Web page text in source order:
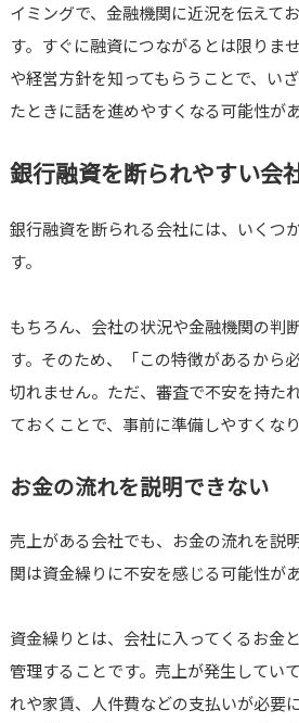
イミングで、金融機関に近況を伝えて
す。すぐに融資につながるとは限りま
や経営方針を知ってもらうことで、い
たときに話を進めやすくなる可能性があ
銀行融資を断られやすい会
銀行融資を断られる会社には、いくつ
す。
もちろん、会社の状況や金融機関の判
す。そのため、「この特徴があるから
切れません。ただ、審査で不安を持た
ておくことで、事前に準備しやすくなり
お金の流れを説明できない
売上がある会社でも、お金の流れを説
関は資金繰りに不安を感じる可能性があ
資金繰りとは、会社に入ってくるお金
管理することです。売上が発生してい
れや家賃、人件費などの支払いが必要